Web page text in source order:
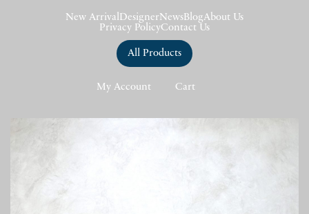
New Arrival DesignerNews BlogAbout Us
Privacy PolicyContact Us
All Products
My Account Cart